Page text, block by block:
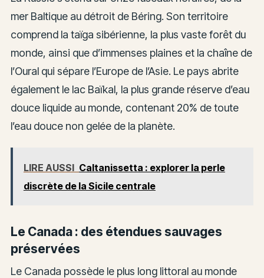
mer Baltique au détroit de Béring. Son territoire
comprend la taïga sibérienne, la plus vaste forêt du
monde, ainsi que d’immenses plaines et la chaîne de
l’Oural qui sépare l’Europe de l’Asie. Le pays abrite
également le lac Baïkal, la plus grande réserve d’eau
douce liquide au monde, contenant 20% de toute
l’eau douce non gelée de la planète.
LIRE AUSSI Caltanissetta : explorer la perle
discrète de la Sicile centrale
Le Canada : des étendues sauvages
préservées
Le Canada possède le plus long littoral au monde